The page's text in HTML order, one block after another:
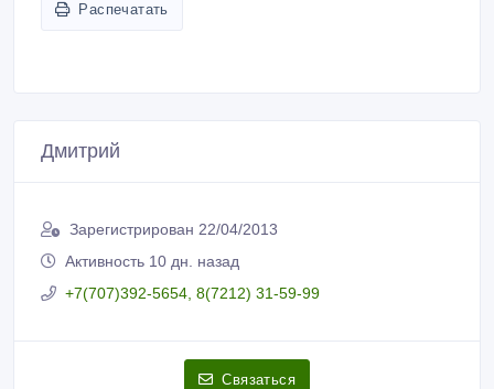
Распечатать
Дмитрий
Зарегистрирован 22/04/2013
Активность 10 дн. назад
+7(707)392-5654, 8(7212) 31-59-99
Связаться